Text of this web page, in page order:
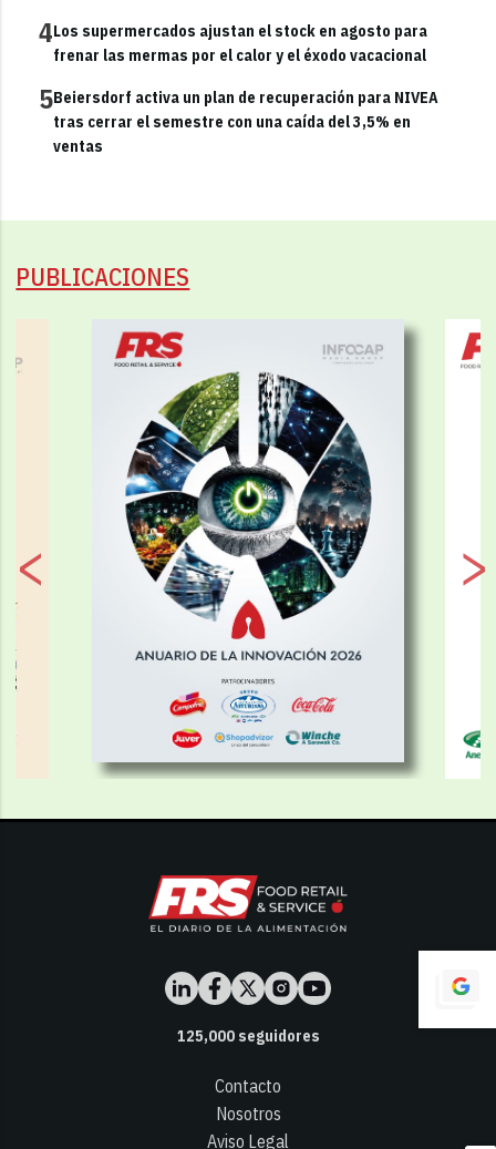
4Los supermercados ajustan el stock en agosto para
frenar las mermas por el calor y el éxodo vacacional
5Beiersdorf activa un plan de recuperación para NIVEA
tras cerrar el semestre con una caída del 3,5% en
ventas
PUBLICACIONES
125,000seguidores
Contacto
Nosotros
Aviso Legal